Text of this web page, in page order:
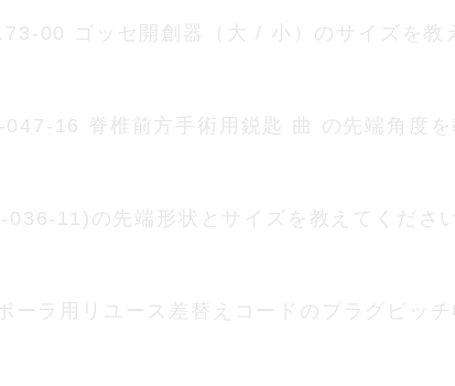
00 ゴッセ開創器（大 / 小）のサイズを教
16 脊椎前方手術用鋭匙 曲 の先端角度を
036-11)の先端形状とサイズを教えてください
ーラ用リユース差替えコードのプラグピッチ